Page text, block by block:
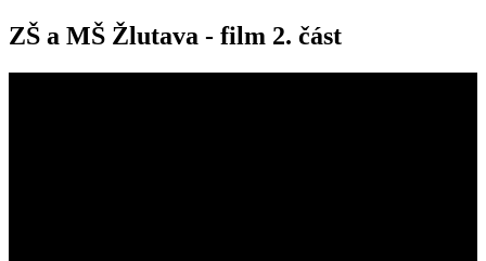
ZŠ a MŠ Žlutava - film 2. část